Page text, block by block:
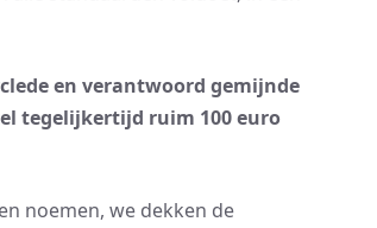
en verantwoord gemijnde
tegelijkertijd ruim 100 euro
noemen, we dekken de